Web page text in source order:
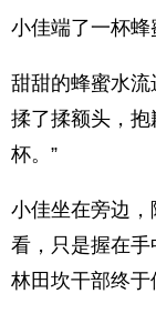
小佳端了一杯蜂
甜甜的蜂蜜水
揉了揉额头，抱
杯。”
小佳坐在旁边
看，只是握在手
林田坎干部终于